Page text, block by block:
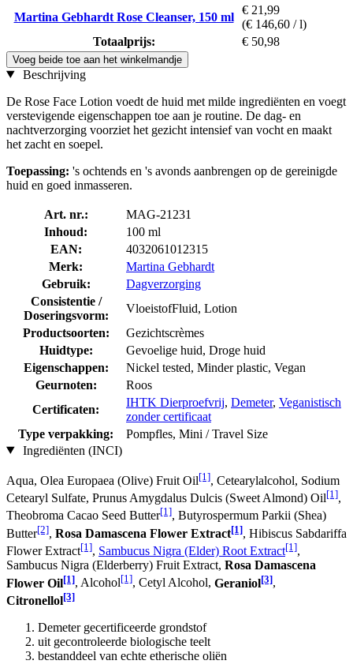
Martina Gebhardt Rose Cleanser, 150 ml
€ 21,99
(€ 146,60 / l)
Totaalprijs:
€ 50,98
Voeg beide toe aan het winkelmandje
Beschrijving
De Rose Face Lotion voedt de huid met milde ingrediënten en voegt
verstevigende eigenschappen toe aan je routine. De dag- en
nachtverzorging voorziet het gezicht intensief van vocht en maakt
het zacht en soepel.
Toepassing: 's ochtends en 's avonds aanbrengen op de gereinigde
huid en goed inmasseren.
Art. nr.:
MAG-21231
Inhoud:
100 ml
EAN:
4032061012315
Merk:
Martina Gebhardt
Gebruik:
Dagverzorging
Consistentie /
Doseringsvorm:
VloeistofFluid, Lotion
Productsoorten:
Gezichtscrèmes
Huidtype:
Gevoelige huid, Droge huid
Eigenschappen:
Nickel tested, Minder plastic, Vegan
Geurnoten:
Roos
Certificaten:
IHTK Dierproefvrij, Demeter, Veganistisch
zonder certificaat
Type verpakking:
Pompfles, Mini / Travel Size
Ingrediënten (INCI)
Aqua, Olea Europaea (Olive) Fruit Oil[1], Cetearylalcohol, Sodium
Cetearyl Sulfate, Prunus Amygdalus Dulcis (Sweet Almond) Oil[1],
Theobroma Cacao Seed Butter[1], Butyrospermum Parkii (Shea)
Butter[2], Rosa Damascena Flower Extract[1], Hibiscus Sabdariffa
Flower Extract[1], Sambucus Nigra (Elder) Root Extract[1],
Sambucus Nigra (Elderberry) Fruit Extract, Rosa Damascena
Flower Oil[1], Alcohol[1], Cetyl Alcohol, Geraniol[3],
Citronellol[3]
Demeter gecertificeerde grondstof
uit gecontroleerde biologische teelt
bestanddeel van echte etherische oliën